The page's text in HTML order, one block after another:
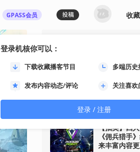
GPASS会员
登录机核你可以：
下载收藏播客节目 多端历
发布内容动态/评论 关注喜
登录 / 注册
收藏
最热资讯
《影之刃零
晓！
93喜欢•33评
【抽奖】四
《佣兵猎手
来丰富内容